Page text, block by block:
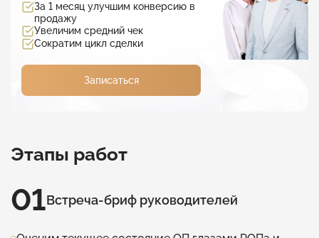
За 1 месяц улучшим конверсию в
продажу
Увеличим средний чек
Сократим цикл сделки
Записаться
Этапы работ
01Встреча-бриф руководителей